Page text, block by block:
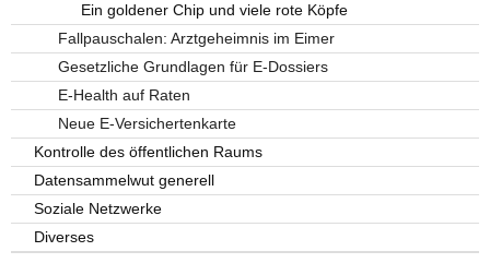
Ein goldener Chip und viele rote Köpfe
Fallpauschalen: Arztgeheimnis im Eimer
Gesetzliche Grundlagen für E-Dossiers
E-Health auf Raten
Neue E-Versichertenkarte
Kontrolle des öffentlichen Raums
Datensammelwut generell
Soziale Netzwerke
Diverses